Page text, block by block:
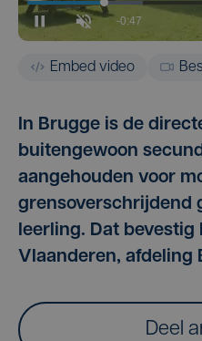
Embed video
In Brugge is de
buitengewoon
aangehouden voor
grensoverschrijdend
leerling. Dat
Vlaanderen, afdeling
Deel